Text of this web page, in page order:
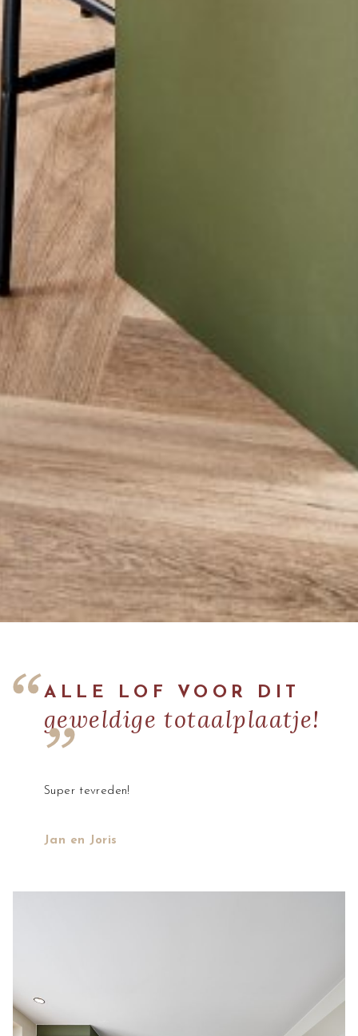
ALLE LOF VOOR DIT
geweldige totaalplaatje!
Super tevreden!
Jan en Joris